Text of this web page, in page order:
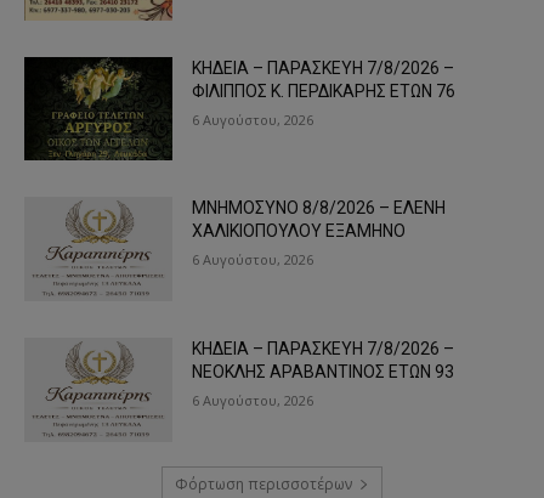
ΚΗΔΕΙΑ – ΠΑΡΑΣΚΕΥΗ 7/8/2026 –
ΦΙΛΙΠΠΟΣ Κ. ΠΕΡΔΙΚΑΡΗΣ ΕΤΩΝ 76
6 Αυγούστου, 2026
ΜΝΗΜΟΣΥΝΟ 8/8/2026 – ΕΛΕΝΗ
ΧΑΛΙΚΙΟΠΟΥΛΟΥ ΕΞΑΜΗΝΟ
6 Αυγούστου, 2026
ΚΗΔΕΙΑ – ΠΑΡΑΣΚΕΥΗ 7/8/2026 –
ΝΕΟΚΛΗΣ ΑΡΑΒΑΝΤΙΝΟΣ ΕΤΩΝ 93
6 Αυγούστου, 2026
Φόρτωση περισσοτέρων